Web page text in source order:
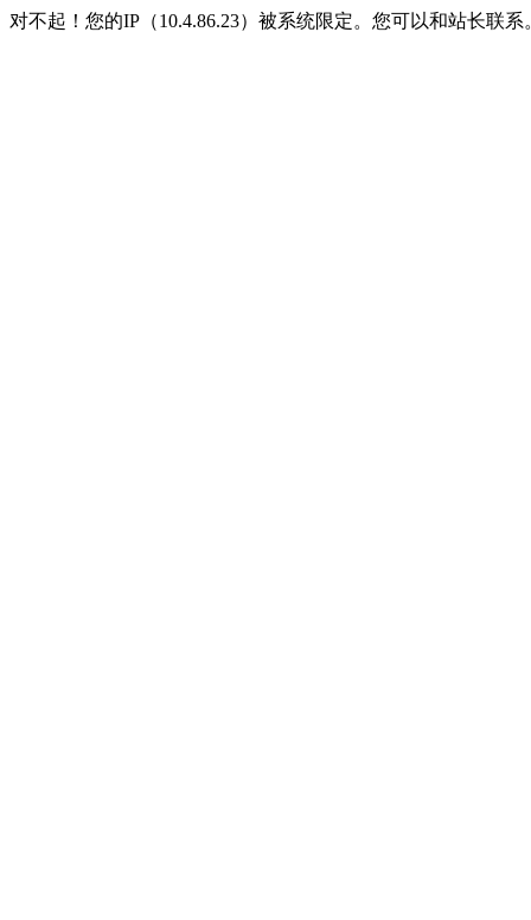
对不起！您的IP（10.4.86.23）被系统限定。您可以和站长联系